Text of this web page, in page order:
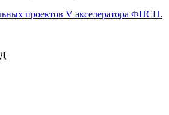
проектов V акселератора ФПСП.